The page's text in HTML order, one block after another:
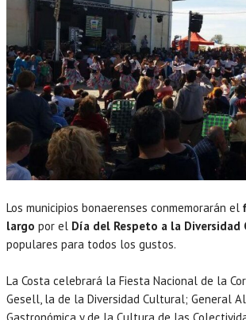
Los municipios bonaerenses conmemorarán el
largo por el Día del Respeto a la Diversidad
populares para todos los gustos.
La Costa celebrará la Fiesta Nacional de la
Gesell, la de la Diversidad Cultural; General